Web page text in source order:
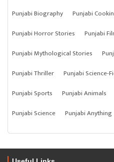
Punjabi Biography
Punjabi
Punjabi Horror Stories
Punjabi
Punjabi Mythological Stories
Punjabi Thriller
Punjabi Science-
Punjabi Sports
Punjabi Animals
Punjabi Science
Punjabi Anything